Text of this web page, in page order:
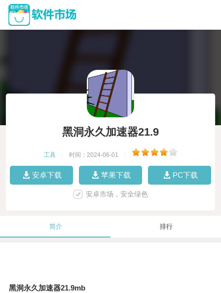
黑洞永久加速器21.9
工具 时间：2024-06-01
安卓下载 苹果下载 PC下载
安卓市场，安全绿色
简介 排行
黑洞永久加速器21.9mb